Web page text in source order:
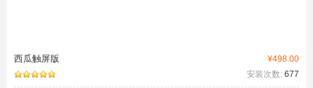
¥498.00
西瓜触屏版
安装次数: 677